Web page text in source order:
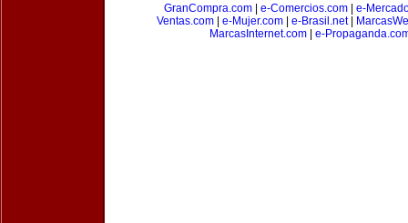
GranCompra.com
e-Comercios.com
e-
Ventas.com| e-Mujer.com| e-Brasil.net|
MarcasInternet.com
e-